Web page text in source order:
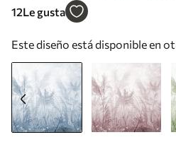
tonos azules Nr. u93903v1
12Le gusta
Este diseño está disponible en